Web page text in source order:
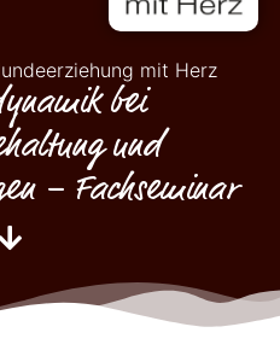
mit Herz
bei
und
– Fachseminar